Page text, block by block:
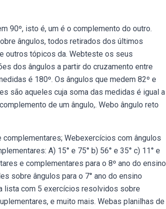
90º, isto é, um é o complemento do outro.
ângulos, todos retirados dos últimos
outros tópicos da. Webteste os seus
dos ângulos a partir do cruzamento entre
é 180º. Os ângulos que medem 82º e
são aqueles cuja soma das medidas é igual a
de um ângulo,. Webo ângulo reto
Webexercícios com ângulos
A) 15° e 75° b) 56° e 35° c) 11° e
e complementares para o 8º ano do ensino
sobre ângulos para o 7° ano do ensino
lista com 5 exercícios resolvidos sobre
e muito mais. Webas planilhas de